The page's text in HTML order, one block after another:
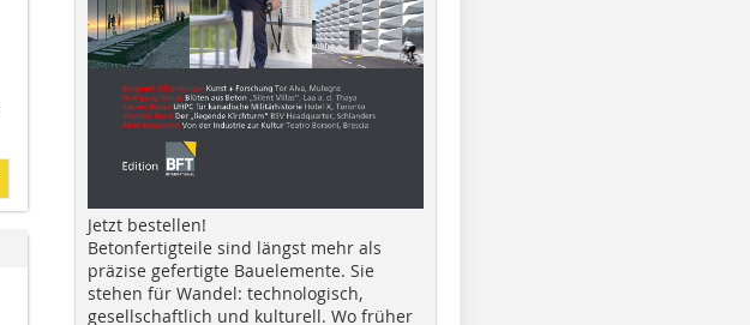
Jetzt bestellen!
Betonfertigteile sind längst mehr als
präzise gefertigte Bauelemente. Sie
stehen für Wandel: technologisch,
gesellschaftlich und kulturell. Wo früher